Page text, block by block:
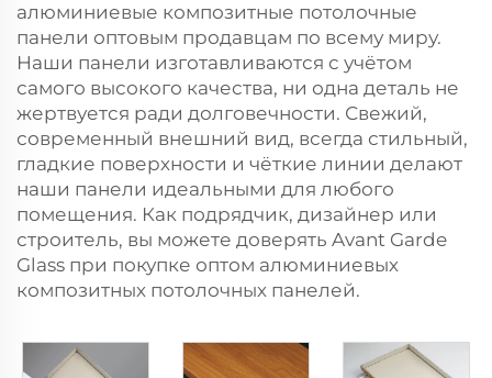
алюминиевые композитные потолочные
панели оптовым продавцам по всему миру.
Наши панели изготавливаются с учётом
самого высокого качества, ни одна деталь не
жертвуется ради долговечности. Свежий,
современный внешний вид, всегда стильный,
гладкие поверхности и чёткие линии делают
наши панели идеальными для любого
помещения. Как подрядчик, дизайнер или
строитель, вы можете доверять Avant Garde
Glass при покупке оптом алюминиевых
композитных потолочных панелей.